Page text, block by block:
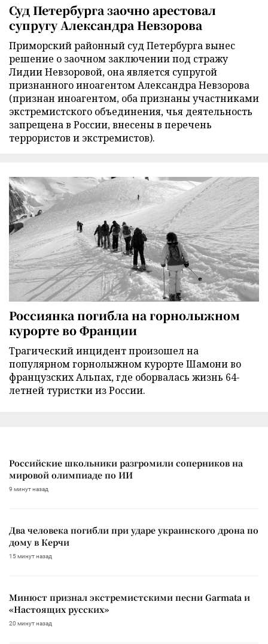
Суд Петербурга заочно арестовал
супругу Александра Невзорова
Приморский районный суд Петербурга вынес
решение о заочном заключении под стражу
Лидии Невзоровой, она является супругой
признанного иноагентом Александра Невзорова
(признан иноагентом, оба признаны участниками
экстремистского объединения, чья деятельность
запрещена в России, внесены в перечень
террористов и экстремистов).
Россиянка погибла на горнолыжном
курорте во Франции
Трагический инцидент произошел на
популярном горнолыжном курорте Шамони во
французских Альпах, где оборвалась жизнь 64-
летней туристки из России.
Российские школьники разгромили соперников на
мировой олимпиаде по ИИ
9 минут назад
Два человека погибли при ударе украинского дрона по
дому в Керчи
15 минут назад
Минюст признал экстремистскими песни Garmata и
«Настоящих русских»
20 минут назад